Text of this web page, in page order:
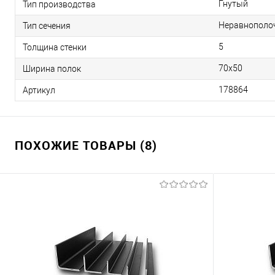
Тип производства Гнутый
Тип сечения
Толщина стенки 5
Ширина полок 70х50
Артикул 178864
ПОХОЖИЕ ТОВАРЫ (8)